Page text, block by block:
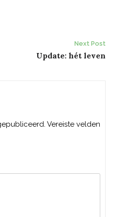
Next Post
Update: hét leven
Vereiste velden